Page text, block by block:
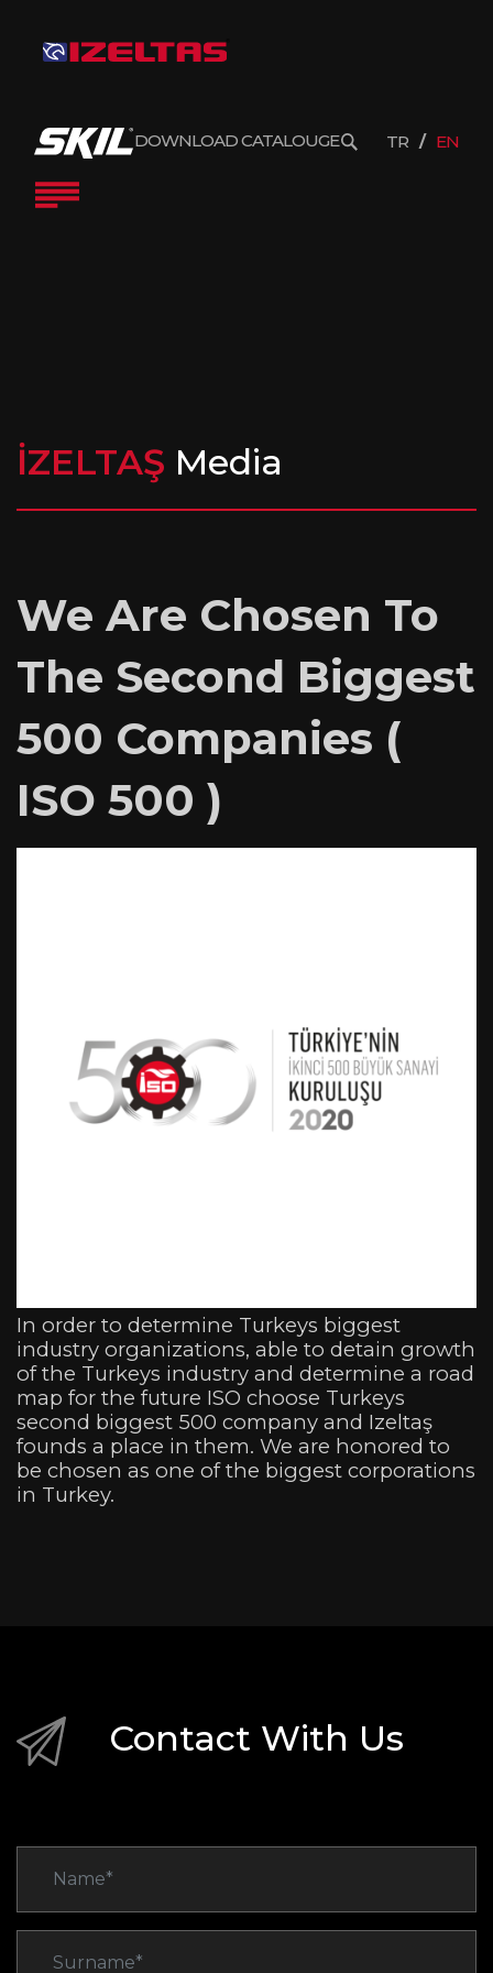
DOWNLOAD CATALOUGE TR EN
İZELTAŞ Media
We Are Chosen To
The Second Biggest
500 Companies (
ISO 500 )
In order to determine Turkeys biggest
industry organizations, able to detain growth
of the Turkeys industry and determine a road
map for the future ISO choose Turkeys
second biggest 500 company and Izeltaş
founds a place in them. We are honored to
be chosen as one of the biggest corporations
in Turkey.
Contact With Us